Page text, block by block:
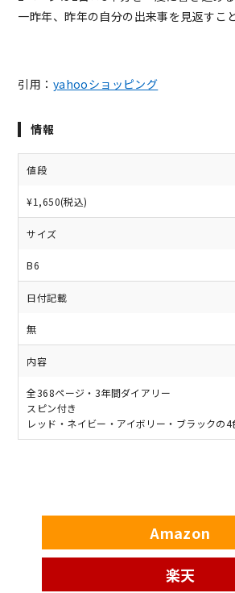
一昨年、昨年の自分の出来事を見返すこ
引用： yahooショッピング
情報
値段
¥1,650(税込)
サイズ
B6
日付記載
無
内容
全368ページ・3年間ダイアリー
スピン付き
レッド・ネイビー・アイボリー・ブラックの4
Amazon
楽天